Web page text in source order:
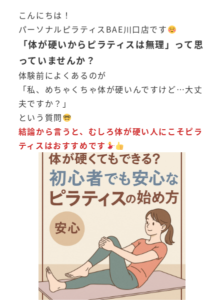
こんにちは！
パーソナルピラティスBAE川口店です
「体が硬いからピラティスは無理」って思
っていませんか？
体験前によくあるのが
「私、めちゃくちゃ体が硬いんですけど…大丈
夫ですか？」
という質問
結論から言うと、むしろ体が硬い人にこそピラ
ティスはおすすめです